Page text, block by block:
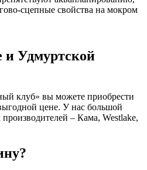
сцепные свойства на мокром
Удмуртской
клуб» вы можете приобрести
цене. У нас большой
– Кама, Westlake,